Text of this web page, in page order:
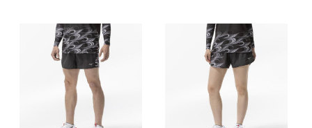
ソフトボール
柔道